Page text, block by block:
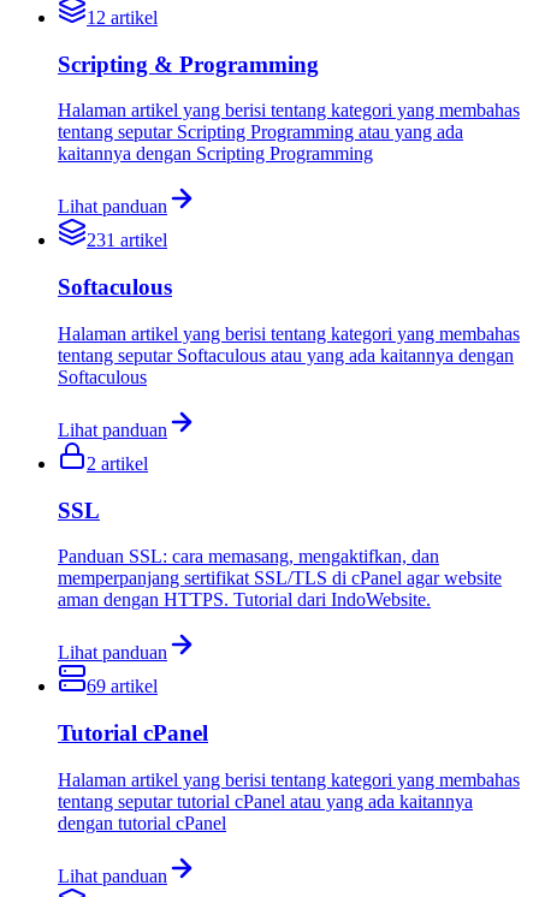
12 artikel
Scripting & Programming
Halaman artikel yang berisi tentang kategori yang membahas
tentang seputar Scripting Programming atau yang ada
kaitannya dengan Scripting Programming
Lihat panduan
231 artikel
Softaculous
Halaman artikel yang berisi tentang kategori yang membahas
tentang seputar Softaculous atau yang ada kaitannya dengan
Softaculous
Lihat panduan
2 artikel
SSL
Panduan SSL: cara memasang, mengaktifkan, dan
memperpanjang sertifikat SSL/TLS di cPanel agar website
aman dengan HTTPS. Tutorial dari IndoWebsite.
Lihat panduan
69 artikel
Tutorial cPanel
Halaman artikel yang berisi tentang kategori yang membahas
tentang seputar tutorial cPanel atau yang ada kaitannya
dengan tutorial cPanel
Lihat panduan